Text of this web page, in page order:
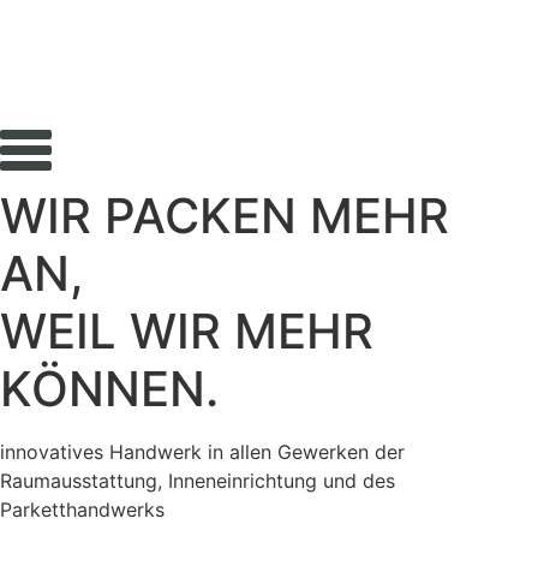
WIR PACKEN MEHR
AN,
WEIL WIR MEHR
KÖNNEN.
innovatives Handwerk in allen Gewerken der
Raumausstattung, Inneneinrichtung und des
Parketthandwerks